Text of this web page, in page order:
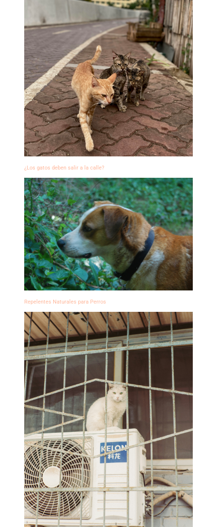
¿Los gatos deben salir a la calle?
Repelentes Naturales para Perros